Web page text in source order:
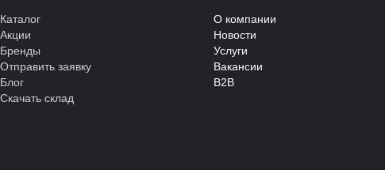
Каталог
Акции
Бренды
Отправить заявку
Блог
Скачать склад
О компании
Новости
Услуги
Вакансии
B2B